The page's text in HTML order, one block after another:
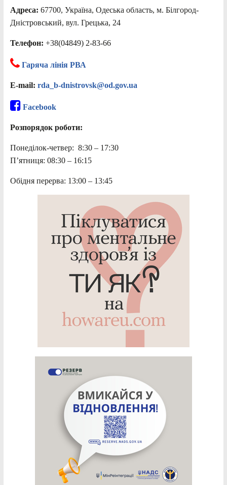
Адреса: 67700, Україна, Одеська область, м. Білгород-
Дністровський, вул. Грецька, 24
Телефон: +38(04849) 2-83-66
Гаряча лінія РВА
E-mail: rda_b-dnistrovsk@od.gov.ua
Facebook
Розпорядок роботи:
Понеділок-четвер: 8:30 – 17:30
П’ятниця: 08:30 – 16:15
Обідня перерва: 13:00 – 13:45